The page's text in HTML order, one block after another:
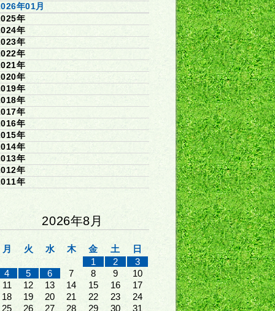
年01月
年
年
年
年
年
年
年
年
年
年
年
年
年
年
年
2026年8月
月 火 水 木 金 土
日
1
2
3
4
5 6 7 8 9
10
11
12 13 14 15 16
17
18
19 20 21 22 23
24
25
26 27 28 29 30 31